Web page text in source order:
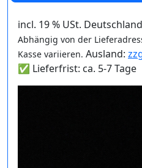
incl. 19 % USt. Deutschland
Abhängig von der
Kasse variieren. Ausland:
✅ Lieferfrist: ca. 5-7 Tage